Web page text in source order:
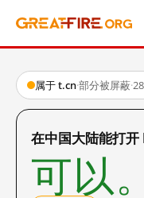
属于 t.cn·部分被屏蔽·
在中国大陆能打
可以。